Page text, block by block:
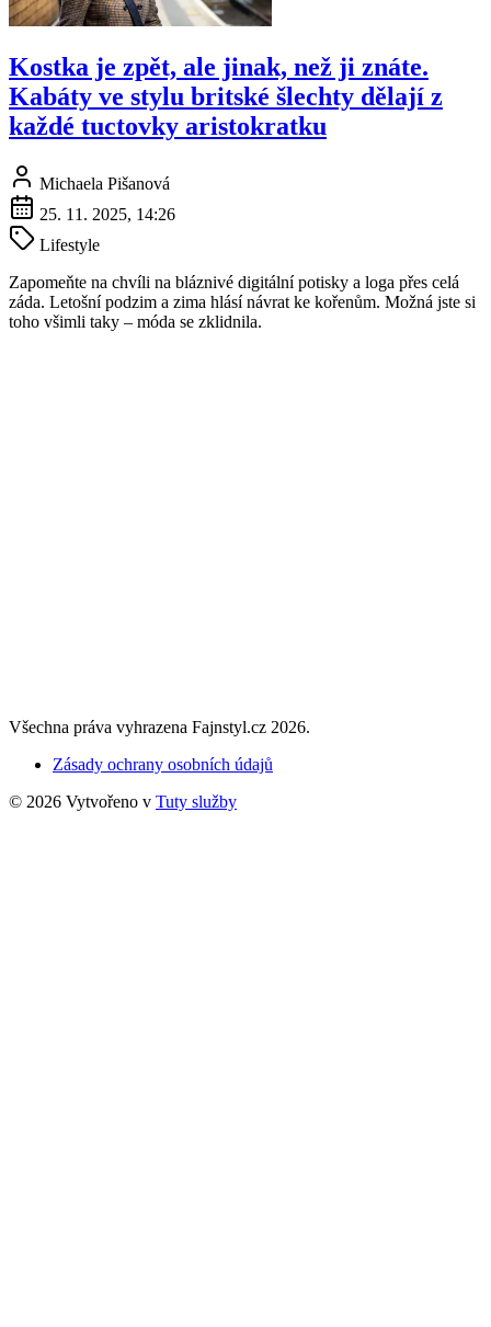
Kostka je zpět, ale jinak, než ji znáte.
Kabáty ve stylu britské šlechty dělají z
každé tuctovky aristokratku
Michaela Pišanová
25. 11. 2025, 14:26
Lifestyle
Zapomeňte na chvíli na bláznivé digitální potisky a loga přes celá
záda. Letošní podzim a zima hlásí návrat ke kořenům. Možná jste si
toho všimli taky – móda se zklidnila.
Všechna práva vyhrazena Fajnstyl.cz 2026.
Zásady ochrany osobních údajů
© 2026 Vytvořeno v Tuty služby